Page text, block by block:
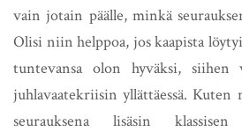
vain jotain päälle, minkä
Olisi niin helppoa, jos kaapista
tuntevansa olon hyväksi,
juhlavaatekriisin yllättäessä. Kuten
seurauksena lisäsin